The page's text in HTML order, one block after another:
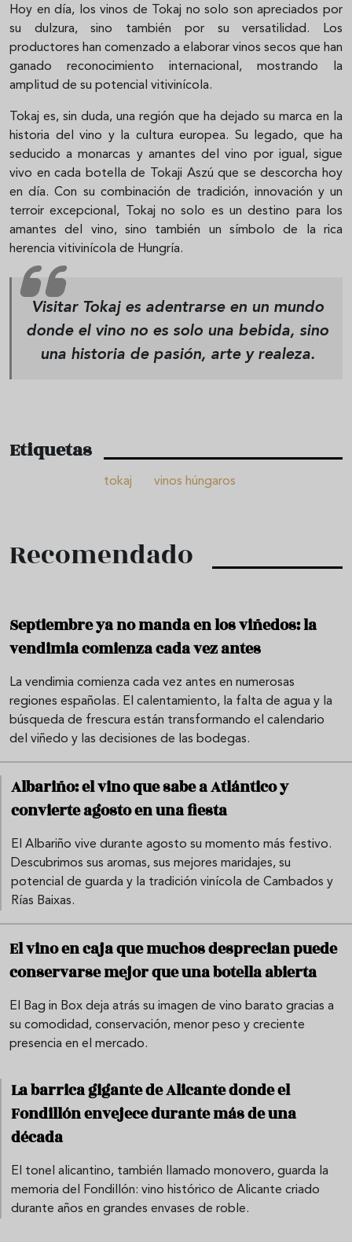
Hoy en día, los vinos de Tokaj no solo son apreciados por
su dulzura, sino también por su versatilidad. Los
productores han comenzado a elaborar vinos secos que han
ganado reconocimiento internacional, mostrando la
amplitud de su potencial vitivinícola.
Tokaj es, sin duda, una región que ha dejado su marca en la
historia del vino y la cultura europea. Su legado, que ha
seducido a monarcas y amantes del vino por igual, sigue
vivo en cada botella de Tokaji Aszú que se descorcha hoy
en día. Con su combinación de tradición, innovación y un
terroir excepcional, Tokaj no solo es un destino para los
amantes del vino, sino también un símbolo de la rica
herencia vitivinícola de Hungría.
Visitar Tokaj es adentrarse en un mundo
donde el vino no es solo una bebida, sino
una historia de pasión, arte y realeza.
Etiquetas
tokaj vinos húngaros
Recomendado
Septiembre ya no manda en los viñedos: la
vendimia comienza cada vez antes
La vendimia comienza cada vez antes en numerosas
regiones españolas. El calentamiento, la falta de agua y la
búsqueda de frescura están transformando el calendario
del viñedo y las decisiones de las bodegas.
Albariño: el vino que sabe a Atlántico y
convierte agosto en una fiesta
El Albariño vive durante agosto su momento más festivo.
Descubrimos sus aromas, sus mejores maridajes, su
potencial de guarda y la tradición vinícola de Cambados y
Rías Baixas.
El vino en caja que muchos desprecian puede
conservarse mejor que una botella abierta
El Bag in Box deja atrás su imagen de vino barato gracias a
su comodidad, conservación, menor peso y creciente
presencia en el mercado.
La barrica gigante de Alicante donde el
Fondillón envejece durante más de una
década
El tonel alicantino, también llamado monovero, guarda la
memoria del Fondillón: vino histórico de Alicante criado
durante años en grandes envases de roble.